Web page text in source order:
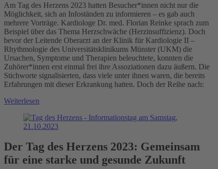
Am Tag des Herzens 2023 hatten Besucher*innen nicht nur die
Möglichkeit, sich an Infoständen zu informieren – es gab auch
mehrere Vorträge. Kardiologe Dr. med. Florian Reinke sprach zum
Beispiel über das Thema Herzschwäche (Herzinsuffizienz). Doch
bevor der Leitende Oberarzt an der Klinik für Kardiologie II –
Rhythmologie des Universitätsklinikums Münster (UKM) die
Ursachen, Symptome und Therapien beleuchtete, konnten die
Zuhörer*innen erst einmal frei ihre Assoziationen dazu äußern. Die
Stichworte signalisierten, dass viele unter ihnen waren, die bereits
Erfahrungen mit dieser Erkrankung hatten. Doch der Reihe nach:
Weiterlesen
Der Tag des Herzens 2023: Gemeinsam
für eine starke und gesunde Zukunft